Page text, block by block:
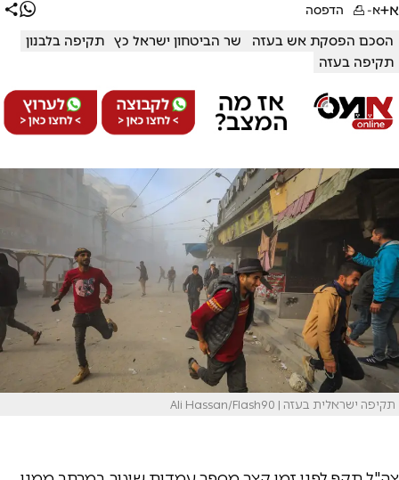
א+א- הדפסה
הסכם הפסקת אש בעזה שר הביטחון ישראל כץ
תקיפה בלבנון
תקיפה בעזה
תקיפה ישראלית בעזה | Ali Hassan/Flash90